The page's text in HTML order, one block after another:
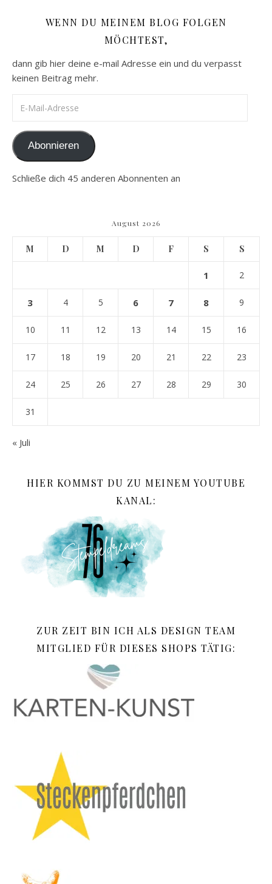
WENN DU MEINEM BLOG FOLGEN
MÖCHTEST,
dann gib hier deine e-mail Adresse ein und du verpasst
keinen Beitrag mehr.
Abonnieren
Schließe dich 45 anderen Abonnenten an
August 2026
M D M D F S S
1 2
3 4 5 6 7 8 9
10 11 12 13 14 15 16
17 18 19 20 21 22 23
24 25 26 27 28 29 30
31
« Juli
HIER KOMMST DU ZU MEINEM YOUTUBE
KANAL:
ZUR ZEIT BIN ICH ALS DESIGN TEAM
MITGLIED FÜR DIESES SHOPS TÄTIG: